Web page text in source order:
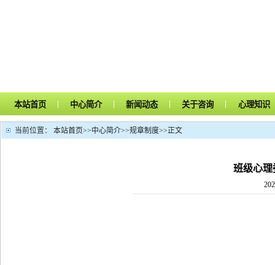
本站首页 | 中心简介 | 新闻动态 | 关于咨询 | 心理知识
当前位置： 本站首页>>中心简介>>规章制度>>正文
班级心理